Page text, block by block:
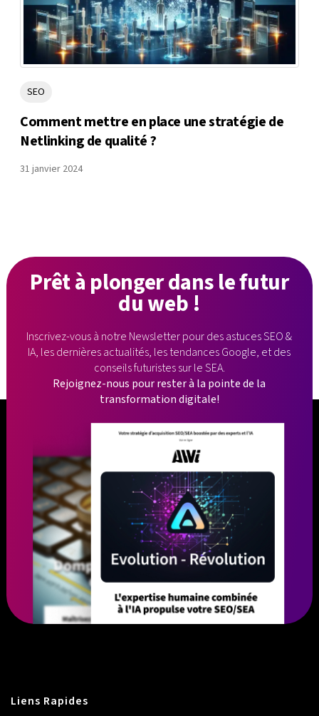
SEO
Comment mettre en place une stratégie de
Netlinking de qualité ?
31 janvier 2024
Prêt à plongerdans le futur
du web !
Inscrivez-vous à notre Newsletter pour des astuces SEO &
IA, les dernièresactualités, les tendances Google, et des
conseils futuristes sur le SEA.
Rejoignez-nous pour rester à la pointe de la
transformation digitale!
Liens Rapides